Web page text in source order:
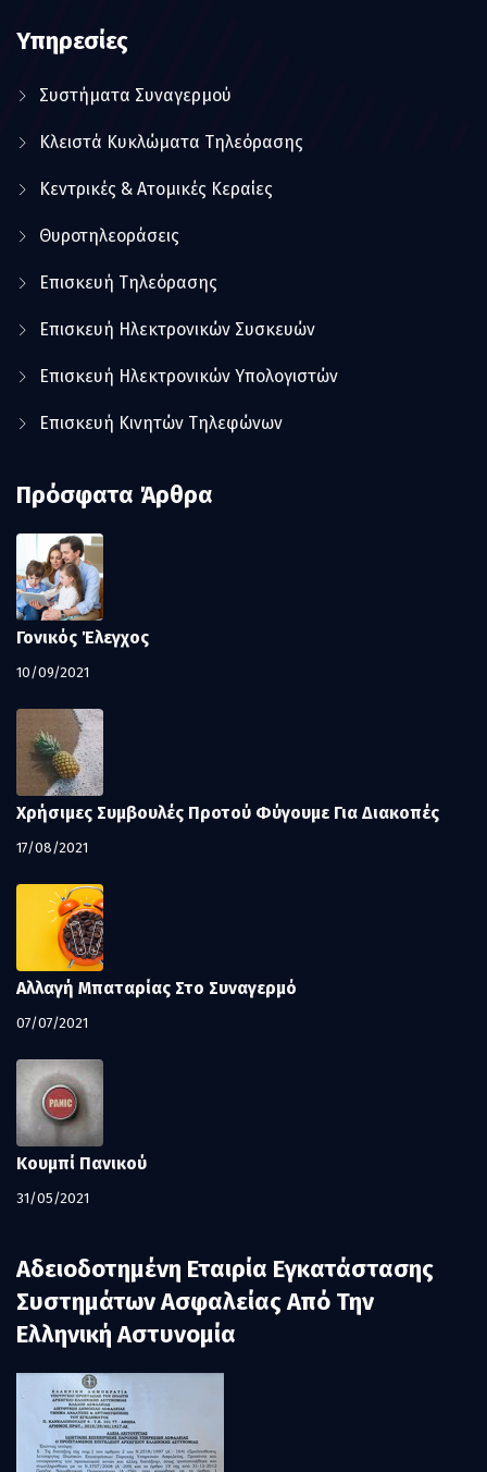
Υπηρεσίες
Συστήματα Συναγερμού
Κλειστά Κυκλώματα Τηλεόρασης
Κεντρικές & Ατομικές Κεραίες
Θυροτηλεοράσεις
Επισκευή Τηλεόρασης
Επισκευή Ηλεκτρονικών Συσκευών
Επισκευή Ηλεκτρονικών Υπολογιστών
Επισκευή Κινητών Τηλεφώνων
Πρόσφατα Άρθρα
Γονικός Έλεγχος
10/09/2021
Χρήσιμες Συμβουλές Προτού Φύγουμε Για Διακοπές
17/08/2021
Αλλαγή Μπαταρίας Στο Συναγερμό
07/07/2021
Κουμπί Πανικού
31/05/2021
Αδειοδοτημένη Εταιρία Εγκατάστασης
Συστημάτων Ασφαλείας Από Την
Ελληνική Αστυνομία